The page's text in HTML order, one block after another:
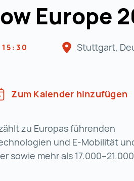
Europe
Stuttgart,
Zum Kalender hinzufügen
zu Europas führenden
und E‑Mobilität
sowie mehr als 17.000–21.000